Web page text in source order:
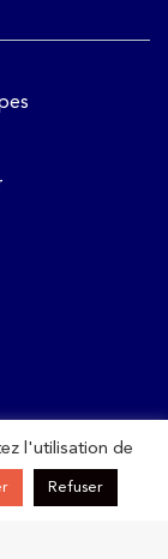
l'utilisation de
Refuser